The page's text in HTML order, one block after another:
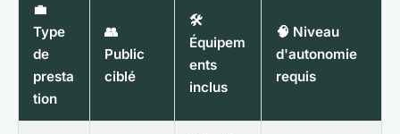
💼
Type
de
presta
tion
👥
Public
ciblé
🛠️
Équipem
ents
inclus
🧠 Niveau
d'autonomie
requis